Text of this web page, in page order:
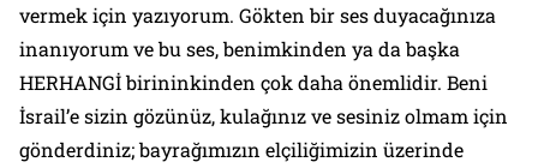
vermek için yazıyorum. Gökten bir ses duyacağınıza
inanıyorum ve bu ses, benimkinden ya da başka
HERHANGİ birininkinden çok daha önemlidir. Beni
İsrail’e sizin gözünüz, kulağınız ve sesiniz olmam için
gönderdiniz; bayrağımızın elçiliğimizin üzerinde